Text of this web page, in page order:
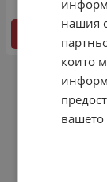
нашия
които
вашето